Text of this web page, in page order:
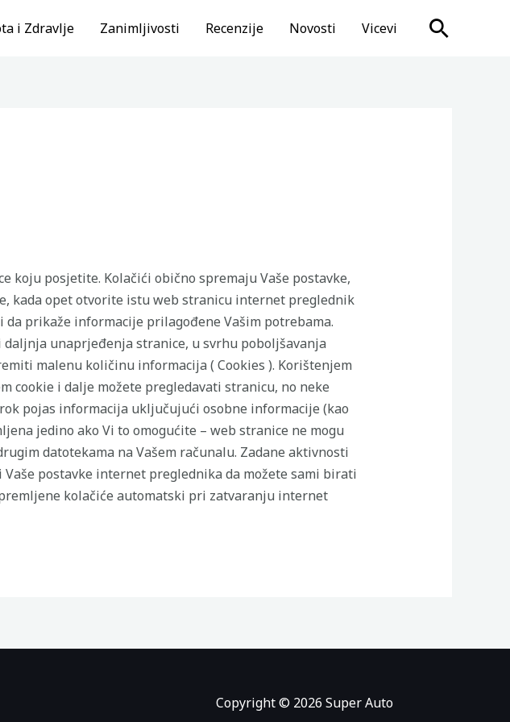
i Zdravlje Zanimljivosti Recenzije Novosti Vicevi Search
koju posjetite. Kolačići obično spremaju Vaše postavke,
kada opet otvorite istu web stranicu internet preglednik
prikaže informacije prilagođene Vašim potrebama.
unaprjeđenja stranice, u svrhu poboljšavanja
malenu količinu informacija ( Cookies ). Korištenjem
cookie i dalje možete pregledavati stranicu, no neke
pojas informacija uključujući osobne informacije (kao
jedino ako Vi to omogućite – web stranice ne mogu
datotekama na Vašem računalu. Zadane aktivnosti
postavke internet preglednika da možete sami birati
kolačiće automatski pri zatvaranju internet
Copyright © 2026 Super Auto